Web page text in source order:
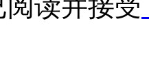
读并接受